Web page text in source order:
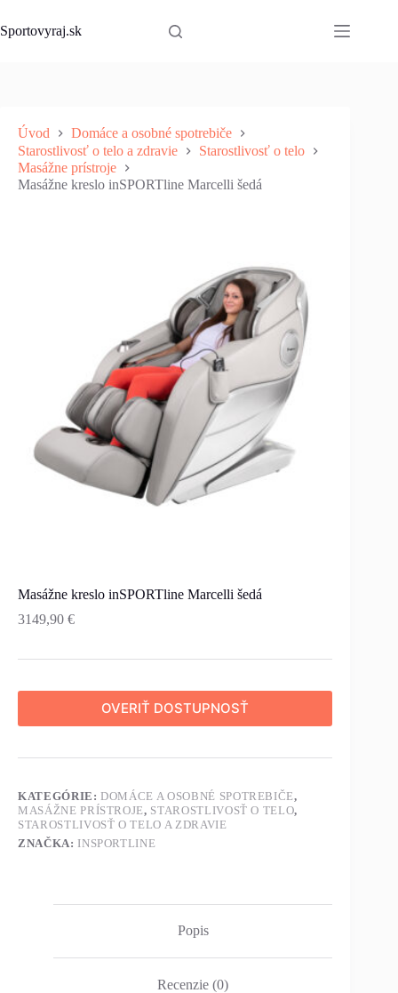
to
content
Sportovyraj.sk
Úvod
Domáce a osobné spotrebiče
Starostlivosť o telo a zdravie
Starostlivosť o telo
Masážne prístroje
Masážne kreslo inSPORTline Marcelli šedá
Masážne kreslo inSPORTline Marcelli šedá
3149,90 €
OVERIŤ DOSTUPNOSŤ
KATEGÓRIE:DOMÁCE A OSOBNÉ SPOTREBIČE,
MASÁŽNE PRÍSTROJE, STAROSTLIVOSŤ O TELO,
STAROSTLIVOSŤ O TELO A ZDRAVIE
ZNAČKA: INSPORTLINE
Popis
Recenzie (0)